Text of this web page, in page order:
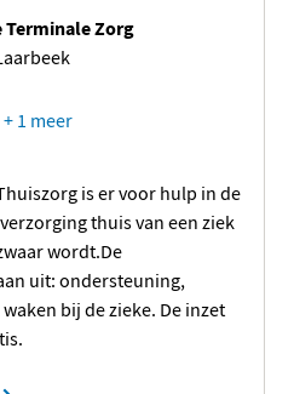
Zorg
+ 1 meer
is er voor hulp in de
thuis van een ziek
wordt.De
uit: ondersteuning,
bij de zieke. De inzet